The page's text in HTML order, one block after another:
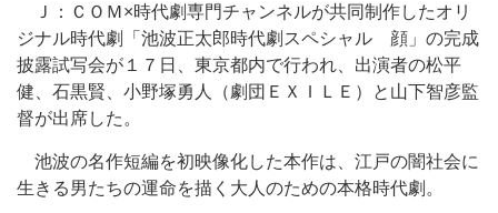
Ｊ：ＣＯＭ×時代劇専門チャンネルが共同制作したオリ
ジナル時代劇「池波正太郎時代劇スペシャル 顔」の完成
披露試写会が１７日、東京都内で行われ、出演者の松平
健、石黒賢、小野塚勇人（劇団ＥＸＩＬＥ）と山下智彦監
督が出席した。
池波の名作短編を初映像化した本作は、江戸の闇社会に
生きる男たちの運命を描く大人のための本格時代劇。